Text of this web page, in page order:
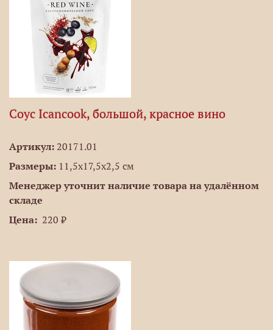
Соус Icancook, большой, красное вино
Артикул: 20171.01
Размеры: 11,5х17,5х2,5 см
Менеджер уточнит наличие товара на удалённом
складе
Цена: 220 ₽